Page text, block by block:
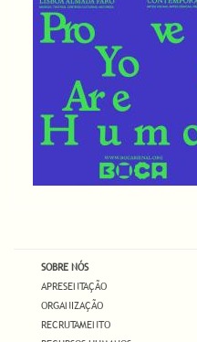
SOBRE NÓS
APRESENTAÇÃO
ORGANIZAÇÃO
RECRUTAMENTO